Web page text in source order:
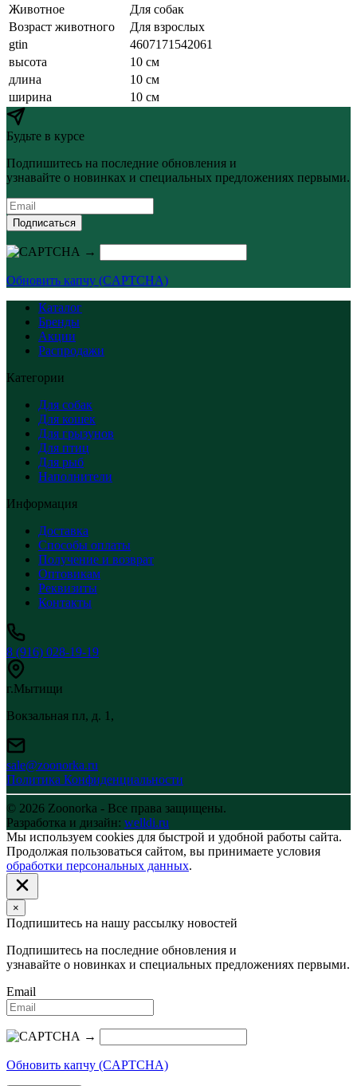
Животное
Для собак
Возраст животного
Для взрослых
gtin
4607171542061
высота
10 см
длина
10 см
ширина
10 см
Будьте в курсе
Подпишитесь на последние обновления и
узнавайте о новинках и специальных предложениях первыми.
Подписаться
→
Обновить капчу (CAPTCHA)
Каталог
Бренды
Акции
Распродажи
Категории
Для собак
Для кошек
Для грызунов
Для птиц
Для рыб
Наполнители
Информация
Доставка
Способы оплаты
Получение и возврат
Оптовикам
Реквизиты
Контакты
8 (916) 028-19-19
г.Мытищи
Вокзальная пл, д. 1,
sale@zoonorka.ru
Политика Конфиденциальности
© 2026 Zoonorka - Все права защищены.
Разработка и дизайн: welldi.ru
Мы используем cookies для быстрой и удобной работы сайта.
Продолжая пользоваться сайтом, вы принимаете условия
обработки персональных данных.
×
Подпишитесь на нашу рассылку новостей
Подпишитесь на последние обновления и
узнавайте о новинках и специальных предложениях первыми.
Email
→
Обновить капчу (CAPTCHA)